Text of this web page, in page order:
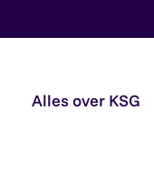
Alles over KSG